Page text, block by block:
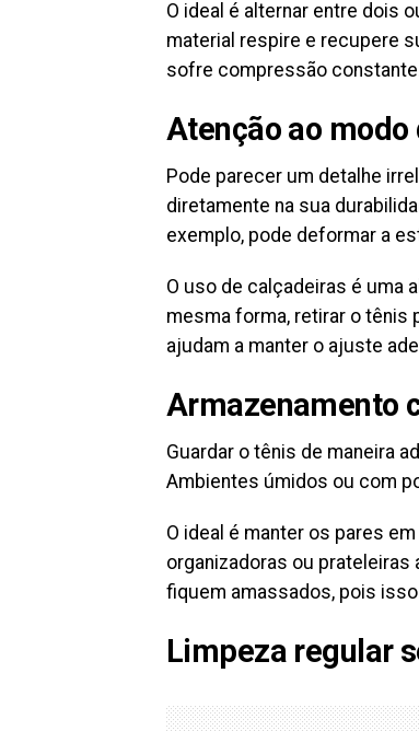
O ideal é alternar entre dois
material respire e recupere
sofre compressão
Atenção ao
Pode parecer um detalhe
diretamente na sua
exemplo, pode deformar a
O uso de calçadeiras é uma
mesma forma, retirar o tênis
ajudam a manter o ajuste
Armazenamento
Guardar o tênis de maneira
Ambientes úmidos ou com
O ideal é manter os pares
organizadoras ou
fiquem amassados, pois
Limpeza regular